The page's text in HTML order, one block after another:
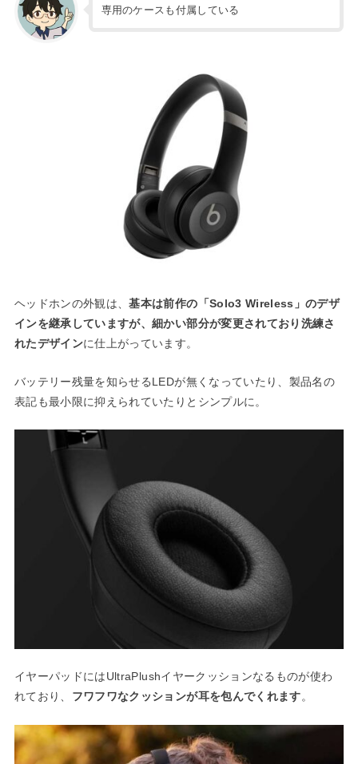
専用のケースも付属している
ヘッドホンの外観は、基本は前作の「Solo3 Wireless」のデザ
インを継承していますが、細かい部分が変更されており洗練さ
れたデザインに仕上がっています。
バッテリー残量を知らせるLEDが無くなっていたり、製品名の
表記も最小限に抑えられていたりとシンプルに。
イヤーパッドにはUltraPlushイヤークッションなるものが使わ
れており、 フワフワなクッションが耳を包んでくれます。